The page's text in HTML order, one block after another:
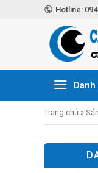
Hotline:
Trang chủ »